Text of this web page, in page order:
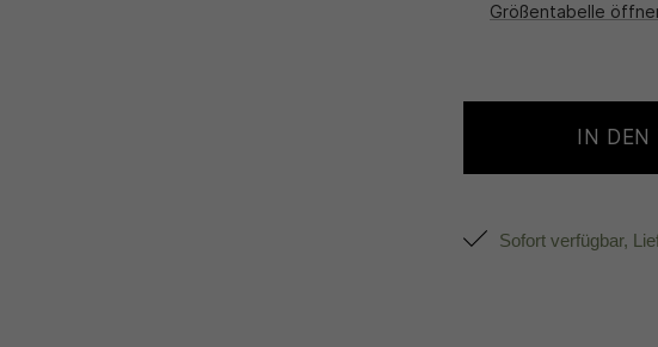
Größentabelle
IN
Sofort verfügbar,